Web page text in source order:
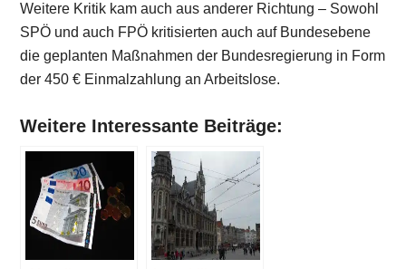
Weitere Kritik kam auch aus anderer Richtung – Sowohl
SPÖ und auch FPÖ kritisierten auch auf Bundesebene
die geplanten Maßnahmen der Bundesregierung in Form
der 450 € Einmalzahlung an Arbeitslose.
Weitere Interessante Beiträge: